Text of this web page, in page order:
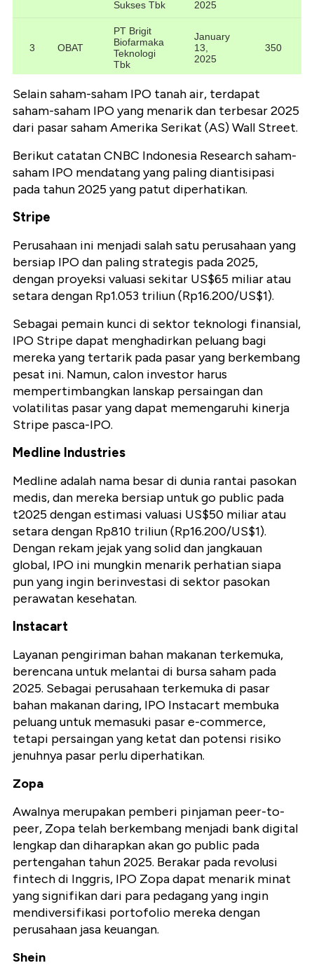
Selain saham-saham IPO tanah air, terdapat
saham-saham IPO yang menarik dan terbesar 2025
dari pasar saham Amerika Serikat (AS) Wall Street.
Berikut catatan CNBC Indonesia Research saham-
saham IPO mendatang yang paling diantisipasi
pada tahun 2025 yang patut diperhatikan.
Stripe
Perusahaan ini menjadi salah satu perusahaan yang
bersiap IPO dan paling strategis pada 2025,
dengan proyeksi valuasi sekitar US$65 miliar atau
setara dengan Rp1.053 triliun (Rp16.200/US$1).
Sebagai pemain kunci di sektor teknologi finansial,
IPO Stripe dapat menghadirkan peluang bagi
mereka yang tertarik pada pasar yang berkembang
pesat ini. Namun, calon investor harus
mempertimbangkan lanskap persaingan dan
volatilitas pasar yang dapat memengaruhi kinerja
Stripe pasca-IPO.
Medline Industries
Medline adalah nama besar di dunia rantai pasokan
medis, dan mereka bersiap untuk go public pada
t2025 dengan estimasi valuasi US$50 miliar atau
setara dengan Rp810 triliun (Rp16.200/US$1).
Dengan rekam jejak yang solid dan jangkauan
global, IPO ini mungkin menarik perhatian siapa
pun yang ingin berinvestasi di sektor pasokan
perawatan kesehatan.
Instacart
Layanan pengiriman bahan makanan terkemuka,
berencana untuk melantai di bursa saham pada
2025. Sebagai perusahaan terkemuka di pasar
bahan makanan daring, IPO Instacart membuka
peluang untuk memasuki pasar e-commerce,
tetapi persaingan yang ketat dan potensi risiko
jenuhnya pasar perlu diperhatikan.
Zopa
Awalnya merupakan pemberi pinjaman peer-to-
peer, Zopa telah berkembang menjadi bank digital
lengkap dan diharapkan akan go public pada
pertengahan tahun 2025. Berakar pada revolusi
fintech di Inggris, IPO Zopa dapat menarik minat
yang signifikan dari para pedagang yang ingin
mendiversifikasi portofolio mereka dengan
perusahaan jasa keuangan.
Shein